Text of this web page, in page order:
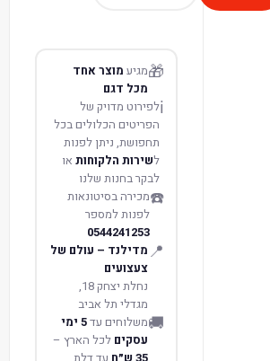
🎁מגיע מוצר אחד
מכל דגם
ℹ️לפירוט מדויק של
הפריטים הכלולים בכל
תחפושת, ניתן לפנות
לשירות הלקוחות או
לבקר בחנות שלנו
☎️מכירה בסיטונאות
לפנות למספר
0544241253
📍 מדילנד – עולם של
צעצועים
נחלת יצחק 18,
מגדלי תל אביב
🚚משלוחים עד 5 ימי
עסקים לכל הארץ –